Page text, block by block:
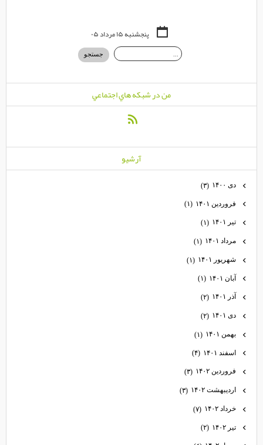
پنجشنبه ۱۵ مرداد ۰۵
من در شبكه هاي اجتماعي
آرشيو
دی ۱۴۰۰ (۳)
فروردین ۱۴۰۱ (۱)
تیر ۱۴۰۱ (۱)
مرداد ۱۴۰۱ (۱)
شهریور ۱۴۰۱ (۱)
آبان ۱۴۰۱ (۱)
آذر ۱۴۰۱ (۲)
دی ۱۴۰۱ (۲)
بهمن ۱۴۰۱ (۱)
اسفند ۱۴۰۱ (۴)
فروردین ۱۴۰۲ (۳)
اردیبهشت ۱۴۰۲ (۳)
خرداد ۱۴۰۲ (۷)
تیر ۱۴۰۲ (۲)